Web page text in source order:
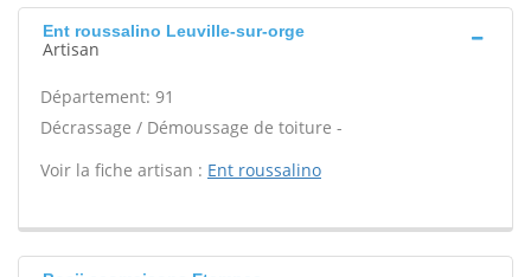
Ent roussalino Leuville-sur-orge
Artisan
Département: 91
Décrassage / Démoussage de toiture -
Voir la fiche artisan : Ent roussalino